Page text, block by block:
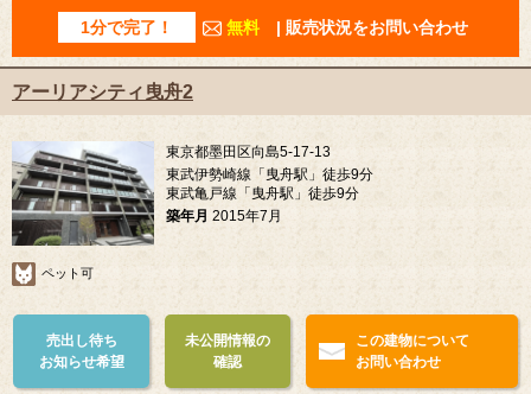
1分で完了！ 無料 | 販売状況をお問い合わせ
アーリアシティ曳舟2
東京都墨田区向島5-17-13
東武伊勢崎線「曳舟駅」徒歩9分
東武亀戸線「曳舟駅」徒歩9分
築年月 2015年7月
ペット可
売出し待ち
お知らせ希望
未公開情報の
確認
この建物について
お問い合わせ